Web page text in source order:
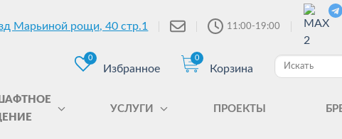
Марьиной рощи, 40 стр.1 11:00-19:00
0
Избранное
0
Корзина
УСЛУГИ ПРОЕКТЫ